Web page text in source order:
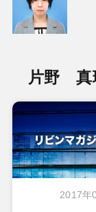
片野 真
2017年